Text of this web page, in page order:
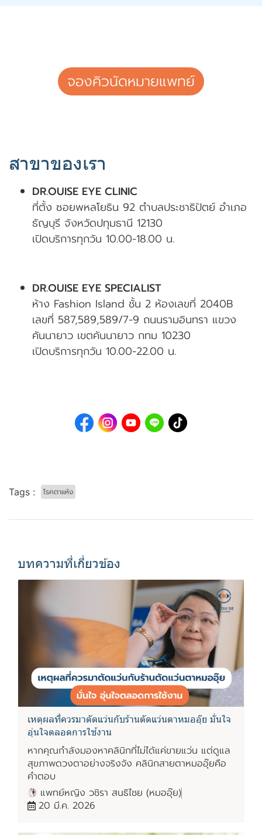
จองคิวนัดหมายแพทย์
สาขาของเรา
DR.OUISE EYE CLINIC
ที่ตั้ง ซอยพหลโยธิน 92 ตำบลประชาธิปัตย์ อำเภอ
ธัญบุรี จังหวัดปทุมธานี 12130
เปิดบริการทุกวัน 10.00-18.00 น.
DR.OUISE EYE SPECIALIST
ห้าง Fashion Island ชั้น 2 ห้องเลขที่ 2040B
เลขที่ 587,589,589/7-9 ถนนรามอินทรา แขวง
คันนายาว เขตคันนายาว กทม 10230
เปิดบริการทุกวัน 10.00-22.00 น.
Tags : โรคตาแห้ง
บทความที่เกี่ยวข้อง
เหตุผลที่ควรมาตัดแว่นกับร้านตัดแว่นตาหมออุ๊ย มั่นใจ
อุ่นใจตลอดการใช้งาน
หากคุณกำลังมองหาคลินิกที่ไม่ได้แค่ขายแว่น แต่ดูแล
สุขภาพดวงตาอย่างจริงจัง คลินิกสายตาหมออุ๊ยคือ
คำตอบ
แพทย์หญิง วชิรา สนธิไชย (หมออุ๊ย)
20 มี.ค. 2026